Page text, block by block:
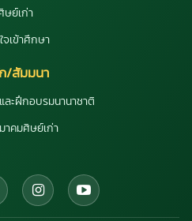
ษย์เก่า
จเข้าศึกษา
/สัมมนา
ะฝึกอบรมนานาชาติ
คมศิษย์เก่า